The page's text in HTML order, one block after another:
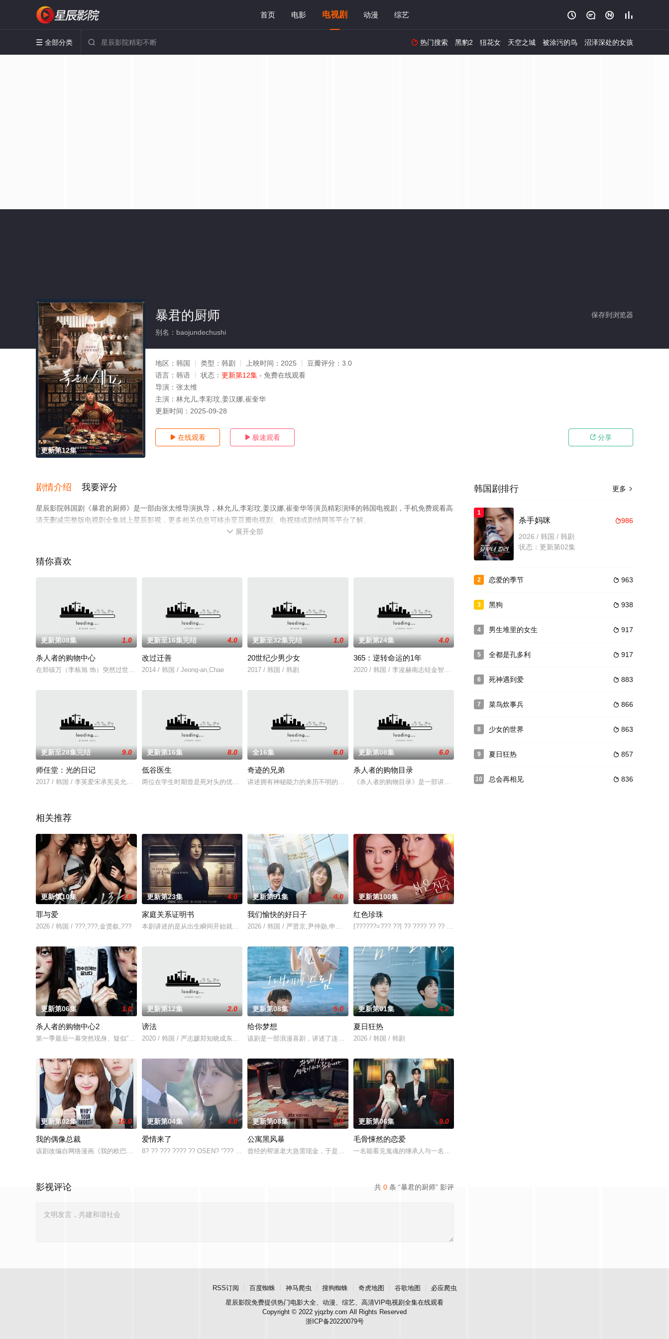
首页 电影 电视剧 动漫 综艺    
 全部分类   热门搜索 黑豹2 狃花女 天空之城 被涂污的鸟 沼泽深处的女孩
更新第12集
保存到浏览器
暴君的厨师
别名：baojundechushi
地区： 韩国 类型： 韩剧 上映时间： 2025 豆瓣评分： 3.0
语言： 韩语 状态： 更新第12集 - 免费在线观看
导演： 张太维
主演： 林允儿,李彩玟,姜汉娜,崔奎华
更新时间： 2025-09-28
 在线观看  极速观看  分享
剧情介绍 我要评分
星辰影院韩国剧《暴君的厨师》是一部由张太维导演执导，林允儿,李彩玟,姜汉娜,崔奎华等演员精彩演绎的韩国电视剧，手机免费观看高
清无删减完整版电视剧全集就上星辰影视，更多相关信息可移步至豆瓣电视剧、电视猫或剧情网等平台了解。
 展开全部
猜你喜欢
更新第08集 1.0
杀人者的购物中心
在郑镇万（李栋旭 饰）突然过世后，他的侄女郑智安（金慧埈 饰）发现叔叔留下的可疑购物中心。她的叔叔是什么
更新至16集完结 4.0
改过迁善
2014 / 韩国 / Jeong-an,Chae
更新至32集完结 1.0
20世纪少男少女
2017 / 韩国 / 韩剧
更新第24集 4.0
365：逆转命运的1年
2020 / 韩国 / 李浚赫南志铉金智秀杨东根
更新至28集完结 9.0
师任堂：光的日记
2017 / 韩国 / 李英爱宋承宪吴允儿崔哲浩
更新第16集 8.0
低谷医生
两位在学生时期曾是死对头的优秀医生在因缘际会之下重逢，两人双双陷入人生中最糟的低谷，并意外地在对方身上寻
全16集 6.0
奇迹的兄弟
讲述拥有神秘能力的来历不明的江山和负债累累的热血青年东柱展开的有趣的故事，也是讲述温暖友情和人间爱情的电
更新第08集 6.0
杀人者的购物目录
《杀人者的购物目录》是一部讲述我们这个虽然知道表面但完全不知道全貌的时代，看似熟悉的邻里却发生着
相关推荐
更新第10集 2.0
罪与爱
2026 / 韩国 / ???,???,金贤叙,???
更新第23集 4.0
家庭关系证明书
本剧讲述的是从出生瞬间开始就被打上家庭崩溃烙印的一个孩子和面对冷酷的偏见和命运，重新找回自己人生的女性故
更新第91集 4.0
我们愉快的好日子
2026 / 韩国 / 严贤京,尹仲勋,申正允,尹多英,金惠玉,鲜于在德,尹多勋,文喜京,李商淑,郑孝彬,李家豪,郑永琡
更新第100集 6.0
红色珍珠
[??????=??? ??] ?? ???? ?? ?? ??? ???. 7? ?????? ???
更新第06集 1.0
杀人者的购物中心2
第一季最后一幕突然现身、疑似“死而复生”的郑进湾（李栋旭 饰）究竟藏身何方？他和郑智安（金慧峻 饰）将如
更新第12集 2.0
谤法
2020 / 韩国 / 严志媛郑知晓成东日赵敏修
更新第08集 5.0
给你梦想
该剧是一部浪漫喜剧，讲述了连一个梦想都无所畏惧的十几岁，被现实挡住而受挫的二十几岁，像变成那样的大人的三
更新第01集 4.0
夏日狂热
2026 / 韩国 / 韩剧
更新第02集 10.0
我的偶像总裁
该剧改编自网络漫画《我的欧巴是偶像》，是一部浪漫喜剧。讲述进入由前偶像兼CEO李灿领导的公司工作的南多凛
更新第04集 4.0
爱情来了
8? ?? ??? ???? ?? OSEN? “??? KBS2 ? ?? ??? ‘??? ??’
更新第08集 5.0
公寓黑风暴
曾经的帮派老大急需现金，于是和有志成为律师的同伴合作，打算窃取住宅社区的储备基金，却意外揭开深藏的腐败真
更新第06集 9.0
毛骨悚然的恋爱
一名能看见鬼魂的继承人与一名王牌检察官发现只要轻轻一碰，就能让他们成为异常高效率的搭档，于是两人
共 0 条 “暴君的厨师” 影评
影视评论
更多 
韩国剧排行
1
986
杀手妈咪
2026 / 韩国 / 韩剧
状态：更新第02集
2  963
恋爱的季节
3  938
黑狗
4  917
男生堆里的女生
5  917
全都是孔多利
6  883
死神遇到爱
7  866
菜鸟炊事兵
8  863
少女的世界
9  857
夏日狂热
10  836
总会再相见
RSS订阅 百度蜘蛛 神马爬虫 搜狗蜘蛛 奇虎地图 谷歌地图
必应爬虫
星辰影院免费提供热门电影大全、动漫、综艺、高清VIP电视剧全集在线观看
Copyright © 2022 yjqzby.com All Rights Reserved
浙ICP备20220079号